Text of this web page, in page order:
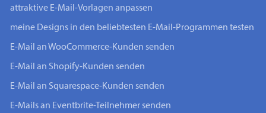
attraktive E-Mail-Vorlagen anpassen
meine Designs in den beliebtesten E-Mail-Programmen testen
E-Mail an WooCommerce-Kunden senden
E-Mail an Shopify-Kunden senden
E-Mail an Squarespace-Kunden senden
E-Mails an Eventbrite-Teilnehmer senden